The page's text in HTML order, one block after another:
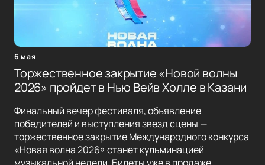
6 мая
Торжественное закрытие «Новой волны
2026» пройдет в Нью Вейв Холле в Казани
Финальный вечер фестиваля, объявление
победителей и выступления звезд сцены —
торжественное закрытие Международного конкурса
«Новая волна 2026» станет кульминацией